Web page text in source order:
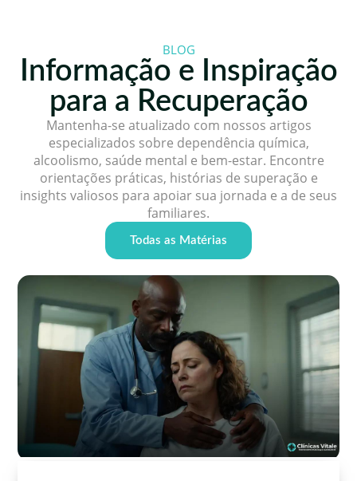
BLOG
Informação e Inspiração
para a Recuperação
Mantenha-se atualizado com nossos artigos
especializados sobre dependência química,
alcoolismo, saúde mental e bem-estar. Encontre
orientações práticas, histórias de superação e
insights valiosos para apoiar sua jornada e a de seus
familiares.
Todas as Matérias